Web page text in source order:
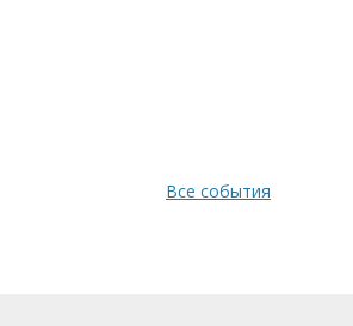
Все события